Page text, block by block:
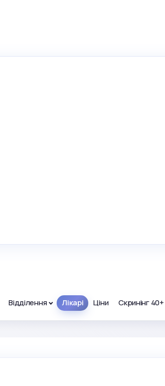
Відділення Лікарі Ціни Скринінг 40+